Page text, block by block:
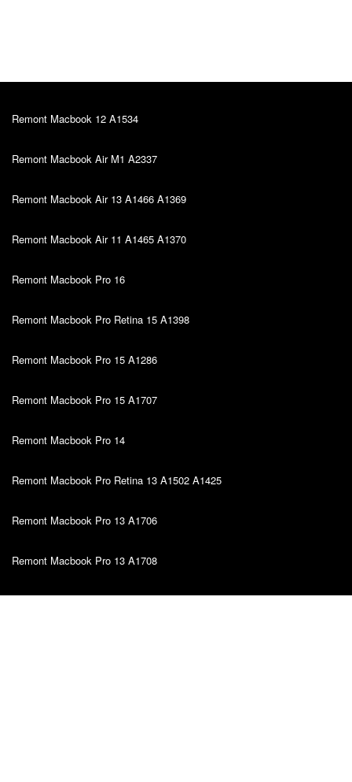
Remont Macbook 12 A1534
Remont Macbook Air M1 A2337
Remont Macbook Air 13 A1466 A1369
Remont Macbook Air 11 A1465 A1370
Remont Macbook Pro 16
Remont Macbook Pro Retina 15 A1398
Remont Macbook Pro 15 A1286
Remont Macbook Pro 15 A1707
Remont Macbook Pro 14
Remont Macbook Pro Retina 13 A1502 A1425
Remont Macbook Pro 13 A1706
Remont Macbook Pro 13 A1708